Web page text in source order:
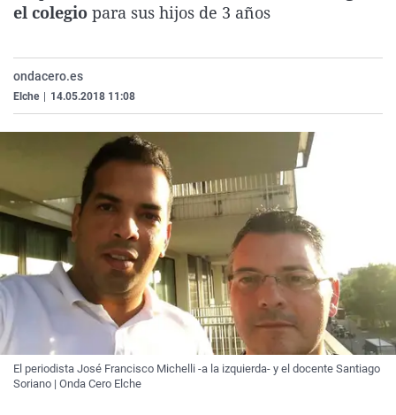
La rosa de los vientos
Caso
Extremadura
País Vasco
Virales
el colegio para sus hijos de 3 años
ondacero.es
Elche 14.05.2018 11:08
El periodista José Francisco Michelli -a la izquierda- y el docente Santiago
Soriano | Onda Cero Elche